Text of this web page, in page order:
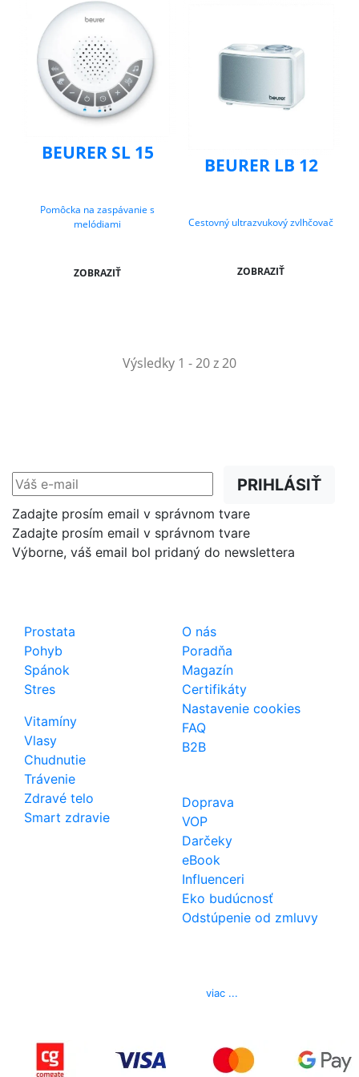
BEURER SL 15
Pomôcka na zaspávanie s
melódiami
ZOBRAZIŤ
BEURER LB 12
Cestovný ultrazvukový zvlhčovač
ZOBRAZIŤ
Výsledky 1 - 20 z 20
PRIHLÁSIŤ
Zadajte prosím email v správnom tvare
Zadajte prosím email v správnom tvare
Výborne, váš email bol pridaný do newslettera
Prostata
Pohyb
Spánok
Stres
Vitamíny
Vlasy
Chudnutie
Trávenie
Zdravé telo
Smart zdravie
O nás
Poradňa
Magazín
Certifikáty
Nastavenie cookies
FAQ
B2B
Doprava
VOP
Darčeky
eBook
Influenceri
Eko budúcnosť
Odstúpenie od zmluvy
viac ...